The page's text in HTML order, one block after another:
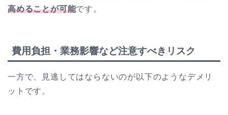
高めることが可能です。
費用負担・業務影響など注意すべきリスク
一方で、見逃してはならないのが以下のようなデメリ
ットです。